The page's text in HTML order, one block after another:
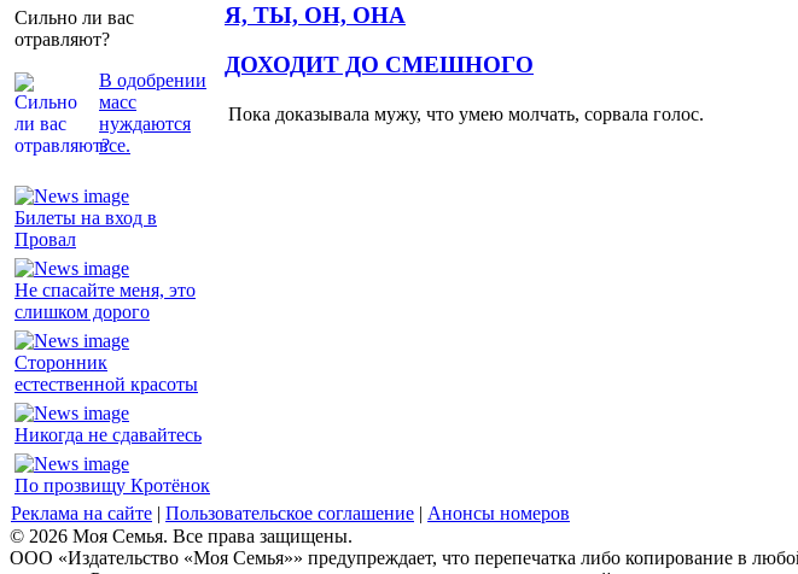
Сильно ли вас
отравляют?
В одобрении
масс
нуждаются
все.
Я, ТЫ, ОН, ОНА
Билеты на вход в
Провал
Не спасайте меня, это
слишком дорого
Сторонник
естественной красоты
Никогда не сдавайтесь
По прозвищу Кротёнок
ДОХОДИТ ДО СМЕШНОГО
Пока доказывала мужу, что умею молчать, сорвала голос.
Реклама на сайте | Пользовательское соглашение | Анонсы номеров
© 2026 Моя Семья. Все права защищены.
ООО «Издательство «Моя Семья»» предупреждает, что перепечатка либо копирование в